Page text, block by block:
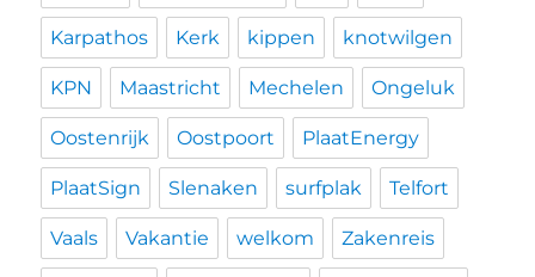
Karpathos Kerk kippen knotwilgen
KPN Maastricht Mechelen Ongeluk
Oostenrijk Oostpoort PlaatEnergy
PlaatSign Slenaken surfplak Telfort
Vaals Vakantie welkom Zakenreis